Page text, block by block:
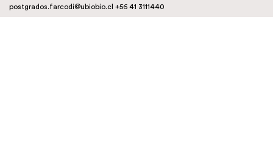
postgrados.farcodi@ubiobio.cl +56 41 3111440